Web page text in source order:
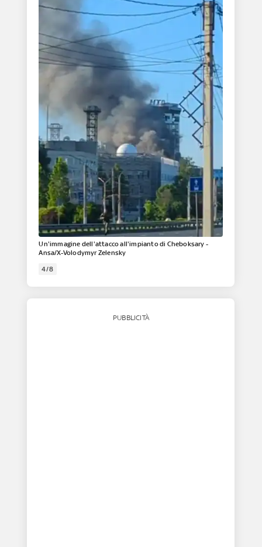
Un'immagine dell'attacco all'impianto di Cheboksary -
Ansa/X-Volodymyr Zelensky
4/8
PUBBLICITÀ